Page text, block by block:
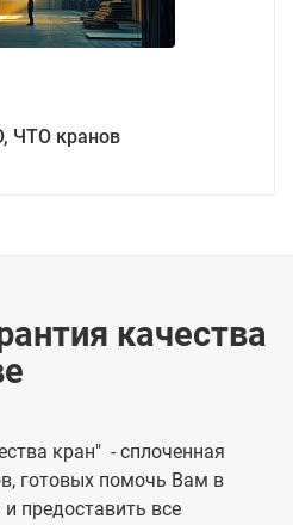
ЧТО кранов
качества
кран" - сплоченная
готовых помочь Вам в
предоставить все